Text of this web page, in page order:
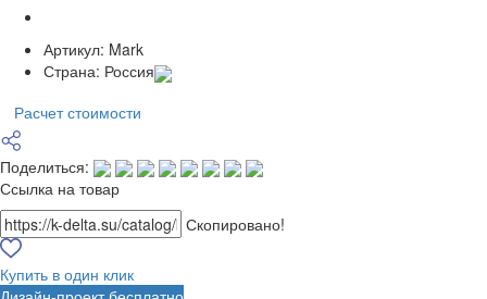
Артикул: Mark
Страна: Россия
Расчет стоимости
Поделиться:
Ссылка на товар
Скопировано!
Купить в один клик